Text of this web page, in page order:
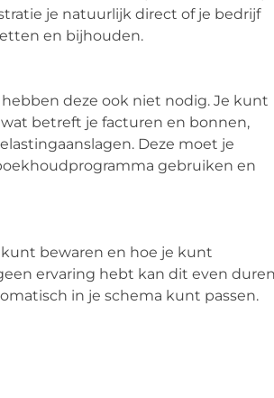
je natuurlijk direct of je bedrijf
en bijhouden.
deze ook niet nodig. Je kunt
betreft je facturen en bonnen,
Deze moet je
gebruiken en
bewaren en hoe je kunt
ervaring hebt kan dit even
in je schema kunt passen.